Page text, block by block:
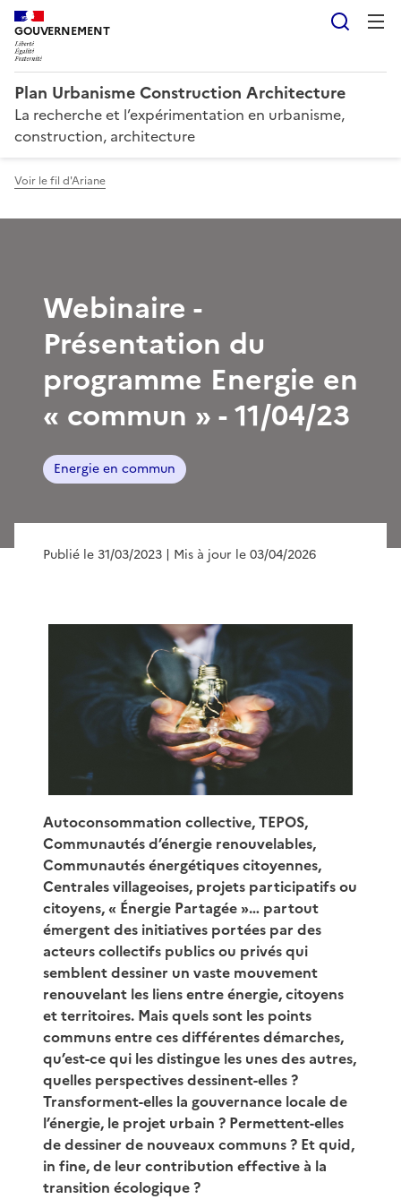
GOUVERNEMENT
Plan Urbanisme Construction Architecture
La recherche et l’expérimentation en urbanisme,
construction, architecture
Voir le fil d'Ariane
Webinaire -
Présentation du
programme Energie en
« commun » - 11/04/23
Energie en commun
Publié le 31/03/2023 | Mis à jour le 03/04/2026
Autoconsommation collective, TEPOS,
Communautés d’énergie renouvelables,
Communautés énergétiques citoyennes,
Centrales villageoises, projets participatifs ou
citoyens, « Énergie Partagée »… partout
émergent des initiatives portées par des
acteurs collectifs publics ou privés qui
semblent dessiner un vaste mouvement
renouvelant les liens entre énergie, citoyens
et territoires. Mais quels sont les points
communs entre ces différentes démarches,
qu’est-ce qui les distingue les unes des autres,
quelles perspectives dessinent-elles ?
Transforment-elles la gouvernance locale de
l’énergie, le projet urbain ? Permettent-elles
de dessiner de nouveaux communs ? Et quid,
in fine, de leur contribution effective à la
transition écologique ?